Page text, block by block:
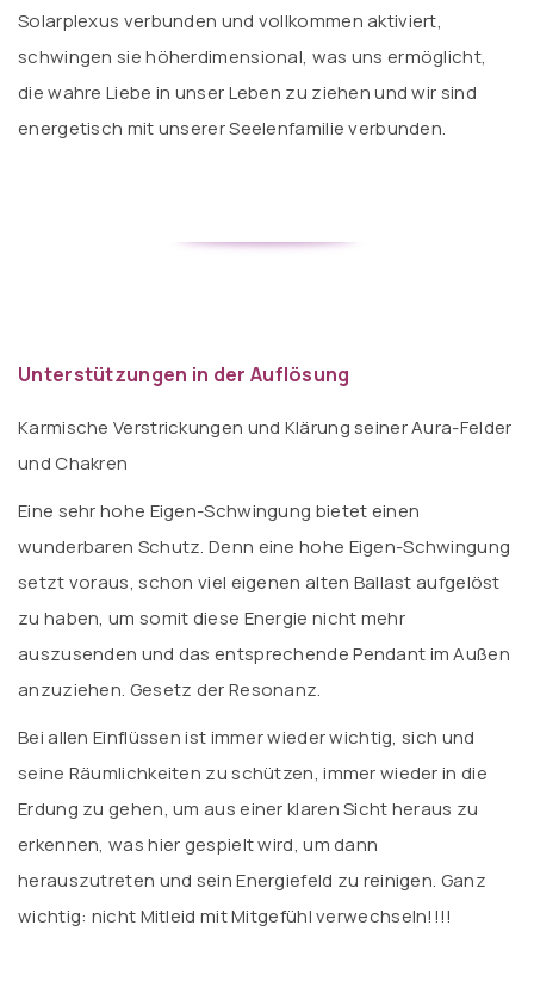
Solarplexus verbunden und vollkommen aktiviert,
schwingen sie höherdimensional, was uns ermöglicht,
die wahre Liebe in unser Leben zu ziehen und wir sind
energetisch mit unserer Seelenfamilie verbunden.
Unterstützungen in der Auflösung
Karmische Verstrickungen und Klärung seiner Aura-Felder
und Chakren
Eine sehr hohe Eigen-Schwingung bietet einen
wunderbaren Schutz. Denn eine hohe Eigen-Schwingung
setzt voraus, schon viel eigenen alten Ballast aufgelöst
zu haben, um somit diese Energie nicht mehr
auszusenden und das entsprechende Pendant im Außen
anzuziehen. Gesetz der Resonanz.
Bei allen Einflüssen ist immer wieder wichtig, sich und
seine Räumlichkeiten zu schützen, immer wieder in die
Erdung zu gehen, um aus einer klaren Sicht heraus zu
erkennen, was hier gespielt wird, um dann
herauszutreten und sein Energiefeld zu reinigen. Ganz
wichtig: nicht Mitleid mit Mitgefühl verwechseln!!!!